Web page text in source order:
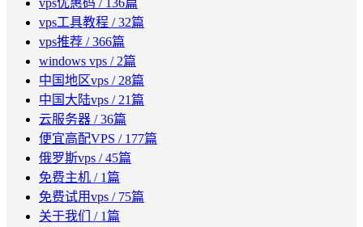
vps工具教程 / 32篇
vps推荐 / 366篇
windows vps / 2篇
中国地区vps / 28篇
中国大陆vps / 21篇
云服务器 / 36篇
便宜高配VPS / 177篇
俄罗斯vps / 45篇
免费主机 / 1篇
免费试用vps / 75篇
关于我们
/ 1篇